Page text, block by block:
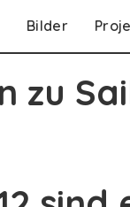
Bilder
zu